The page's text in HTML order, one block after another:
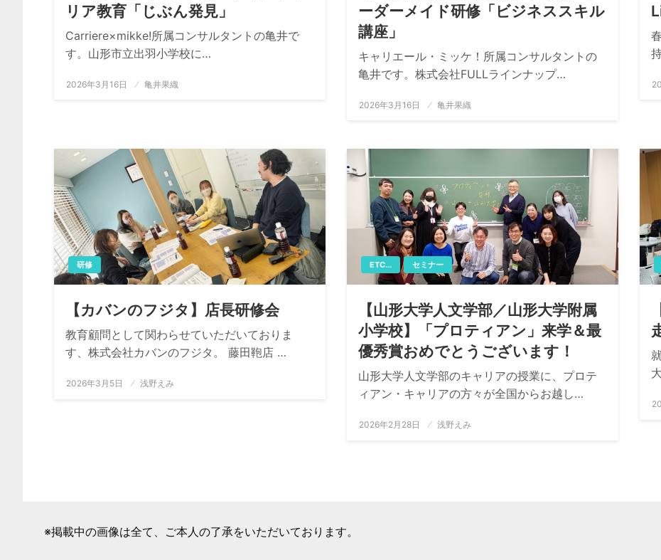
リア教育「じぶん発見」
Carriere×mikke!所属コンサルタントの亀井で
す。山形市立出羽小学校に…
投
2026年3月16日 亀井果織
ーダーメイド研修「ビジネススキル
講座」
キャリエール・ミッケ！所属コンサルタントの
亀井です。株式会社FULLラインナップ…
投
2026年3月16日 亀井果織
投
研修
【カバンのフジタ】店長研修会
教育顧問として関わらせていただいておりま
す、株式会社カバンのフジタ。 藤田鞄店 …
投
2026年3月5日 浅野えみ
ETC... セミナー
【山形大学人文学部／山形大学附属
小学校】「プロティアン」来学＆最
優秀賞おめでとうございます！
山形大学人文学部のキャリアの授業に、プロテ
ィアン・キャリアの方々が全国からお越し…
投
2026年2月28日 浅野えみ
投
※掲載中の画像は全て、ご本人の了承をいただいております。